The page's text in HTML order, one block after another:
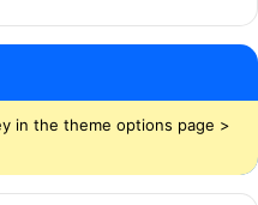
in the theme options page >